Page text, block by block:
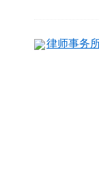
律师事务